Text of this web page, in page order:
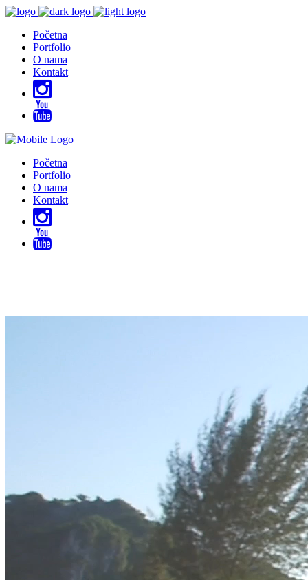
Početna
Portfolio
O nama
Kontakt
Početna
Portfolio
O nama
Kontakt